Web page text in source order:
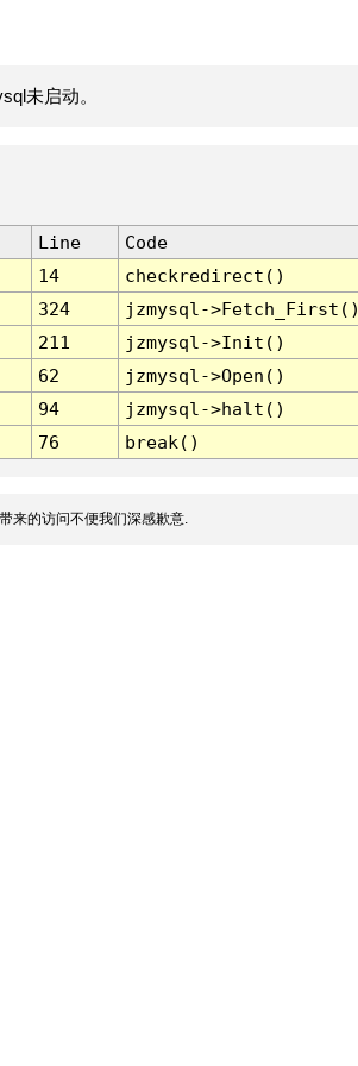
未启动。
Line
Code
14
checkredirect()
324
jzmysql-
211
jzmysql->Init()
62
jzmysql->Open()
94
jzmysql->halt()
76 break()
来的访问不便我们深感歉意.